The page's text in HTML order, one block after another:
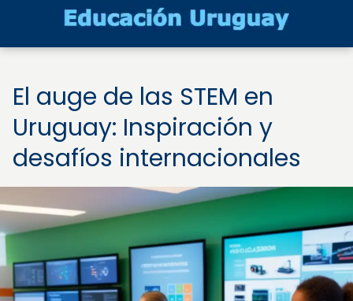
El auge de las STEM en
Uruguay: Inspiración y
desafíos internacionales